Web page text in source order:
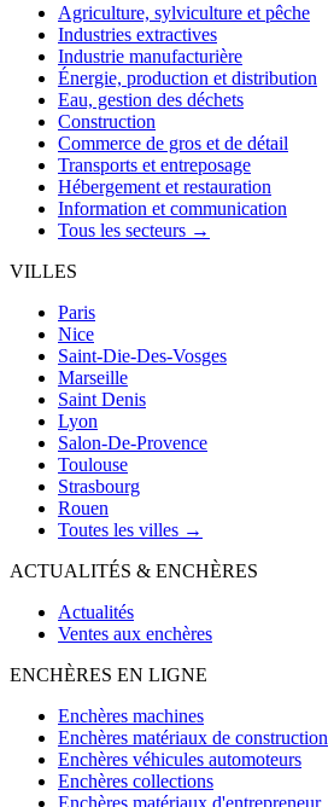
Agriculture, sylviculture et pêche
Industries extractives
Industrie manufacturière
Énergie, production et distribution
Eau, gestion des déchets
Construction
Commerce de gros et de détail
Transports et entreposage
Hébergement et restauration
Information et communication
Tous les secteurs →
VILLES
Paris
Nice
Saint-Die-Des-Vosges
Marseille
Saint Denis
Lyon
Salon-De-Provence
Toulouse
Strasbourg
Rouen
Toutes les villes →
ACTUALITÉS & ENCHÈRES
Actualités
Ventes aux enchères
ENCHÈRES EN LIGNE
Enchères machines
Enchères matériaux de construction
Enchères véhicules automoteurs
Enchères collections
Enchères matériaux d'entrepreneur